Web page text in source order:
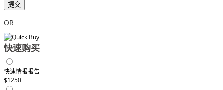
提交
OR
快速购买
快速情报报告
$1250